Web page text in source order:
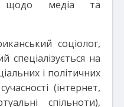
щодо медіа та
соціолог,
спеціалізується на
і політичних
(інтернет,
спільноти),